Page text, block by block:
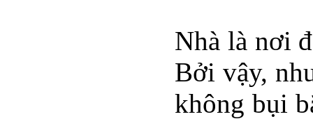
Nhà là nơi
Bởi vậy,
không bụi